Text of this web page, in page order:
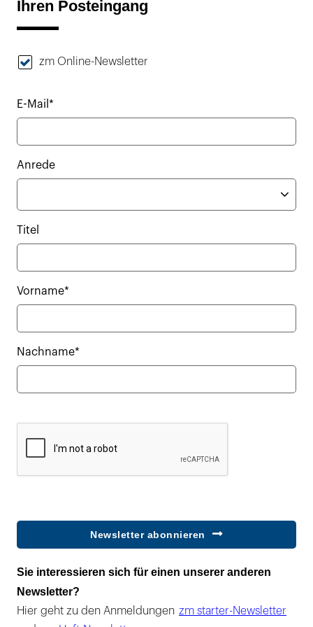
Ihren Posteingang
zm Online-Newsletter
E-Mail*
Anrede
Titel
Vorname*
Nachname*
Newsletter abonnieren
Sie interessieren sich für einen unserer anderen
Newsletter?
Hier geht zu den Anmeldungen zm starter-Newsletter